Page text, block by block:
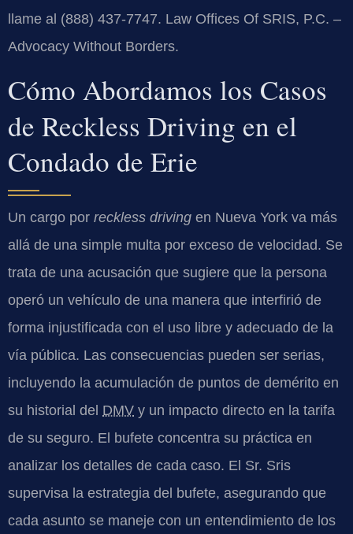
llame al (888) 437-7747. Law Offices Of SRIS, P.C. –
Advocacy Without Borders.
Cómo Abordamos los Casos
de Reckless Driving en el
Condado de Erie
Un cargo por reckless driving en Nueva York va más
allá de una simple multa por exceso de velocidad. Se
trata de una acusación que sugiere que la persona
operó un vehículo de una manera que interfirió de
forma injustificada con el uso libre y adecuado de la
vía pública. Las consecuencias pueden ser serias,
incluyendo la acumulación de puntos de demérito en
su historial del DMV y un impacto directo en la tarifa
de su seguro. El bufete concentra su práctica en
analizar los detalles de cada caso. El Sr. Sris
supervisa la estrategia del bufete, asegurando que
cada asunto se maneje con un entendimiento de los